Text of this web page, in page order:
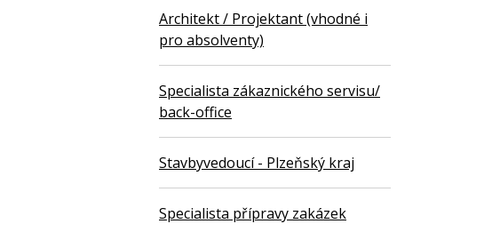
Architekt / Projektant (vhodné i
pro absolventy)
Specialista zákaznického servisu/
back-office
Stavbyvedoucí - Plzeňský kraj
Specialista přípravy zakázek